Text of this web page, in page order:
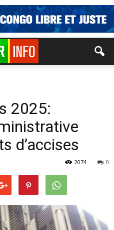
2025:
d’accises
0
2074